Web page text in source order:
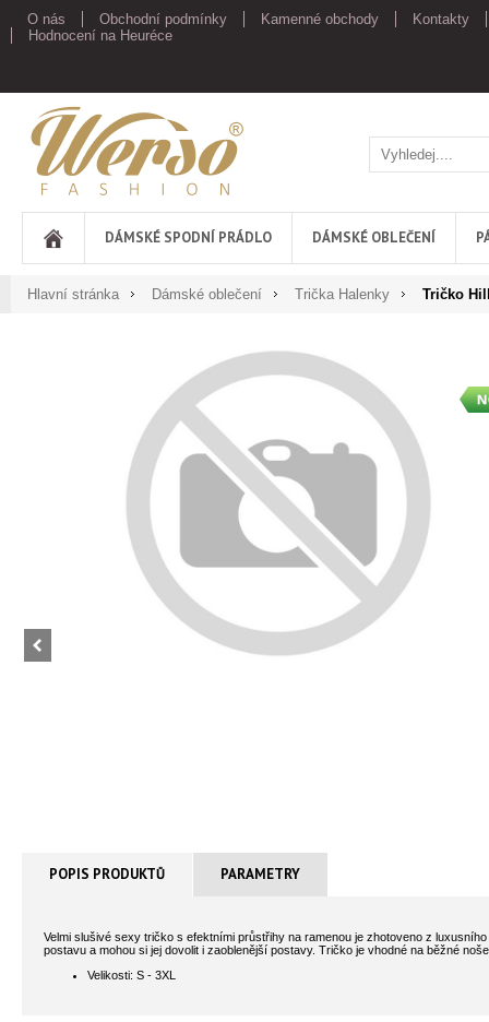
O nás Obchodní podmínky Kamenné obchody
Kontakty
Hodnocení na Heuréce
Werso
DÁMSKÉ SPODNÍ PRÁDLO DÁMSKÉ OBLEČENÍ
Hlavní stránka Dámské oblečení Trička Halenky Tričko
POPIS PRODUKTŮ PARAMETRY
Velmi slušivé sexy tričko s efektními průstřihy na ramenou je zhotoveno z luxusního
postavu a mohou si jej dovolit i zaoblenější postavy. Tričko je vhodné na běžné
Velikosti: S - 3XL